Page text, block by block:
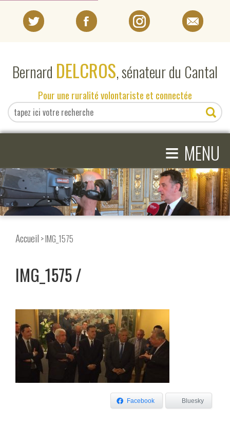
Bernard DELCROS, sénateur du Cantal
Pour une ruralité volontariste et connectée
≡ MENU
EN DIRECT DU SÉNAT
EN DIRECT DU CANTAL
COMPRENDRE LE SÉNAT
Accueil > IMG_1575
IMG_1575
Facebook Bluesky